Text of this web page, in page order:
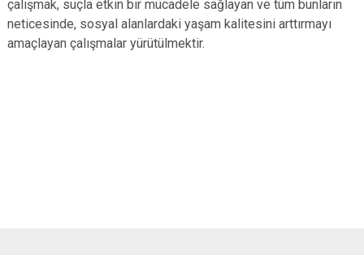
çalışmak, suçla etkin bir mücadele sağlayan ve tüm bunların
neticesinde, sosyal alanlardaki yaşam kalitesini arttırmayı
amaçlayan çalışmalar yürütülmektir.